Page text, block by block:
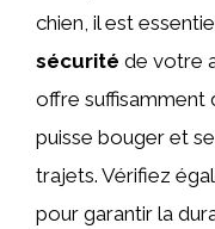
chien, il est
sécurité de votre
offre suffisamment
puisse bouger et
trajets. Vérifiez
pour garantir la